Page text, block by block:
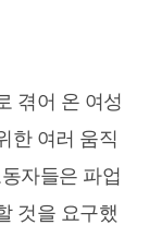
겪어 온 여성
한 여러 움직
자들은 파업
것을 요구했